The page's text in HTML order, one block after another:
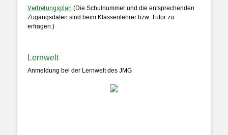
Vertretungsplan (Die Schulnummer und die entsprechenden
Zugangsdaten sind beim Klassenlehrer bzw. Tutor zu
erfragen.)
Lernwelt
Anmeldung bei der Lernwelt des JMG